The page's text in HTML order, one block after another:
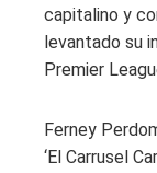
capitalino y
levantado su
Premier
Ferney
‘El Carrusel